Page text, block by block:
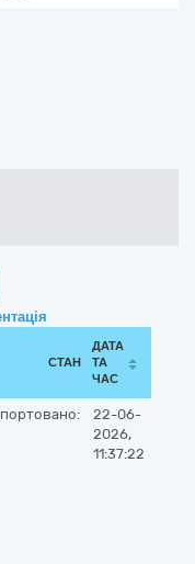
СТАН
ДАТА
ТА
ЧАС
22-06-
2026,
11:37:22